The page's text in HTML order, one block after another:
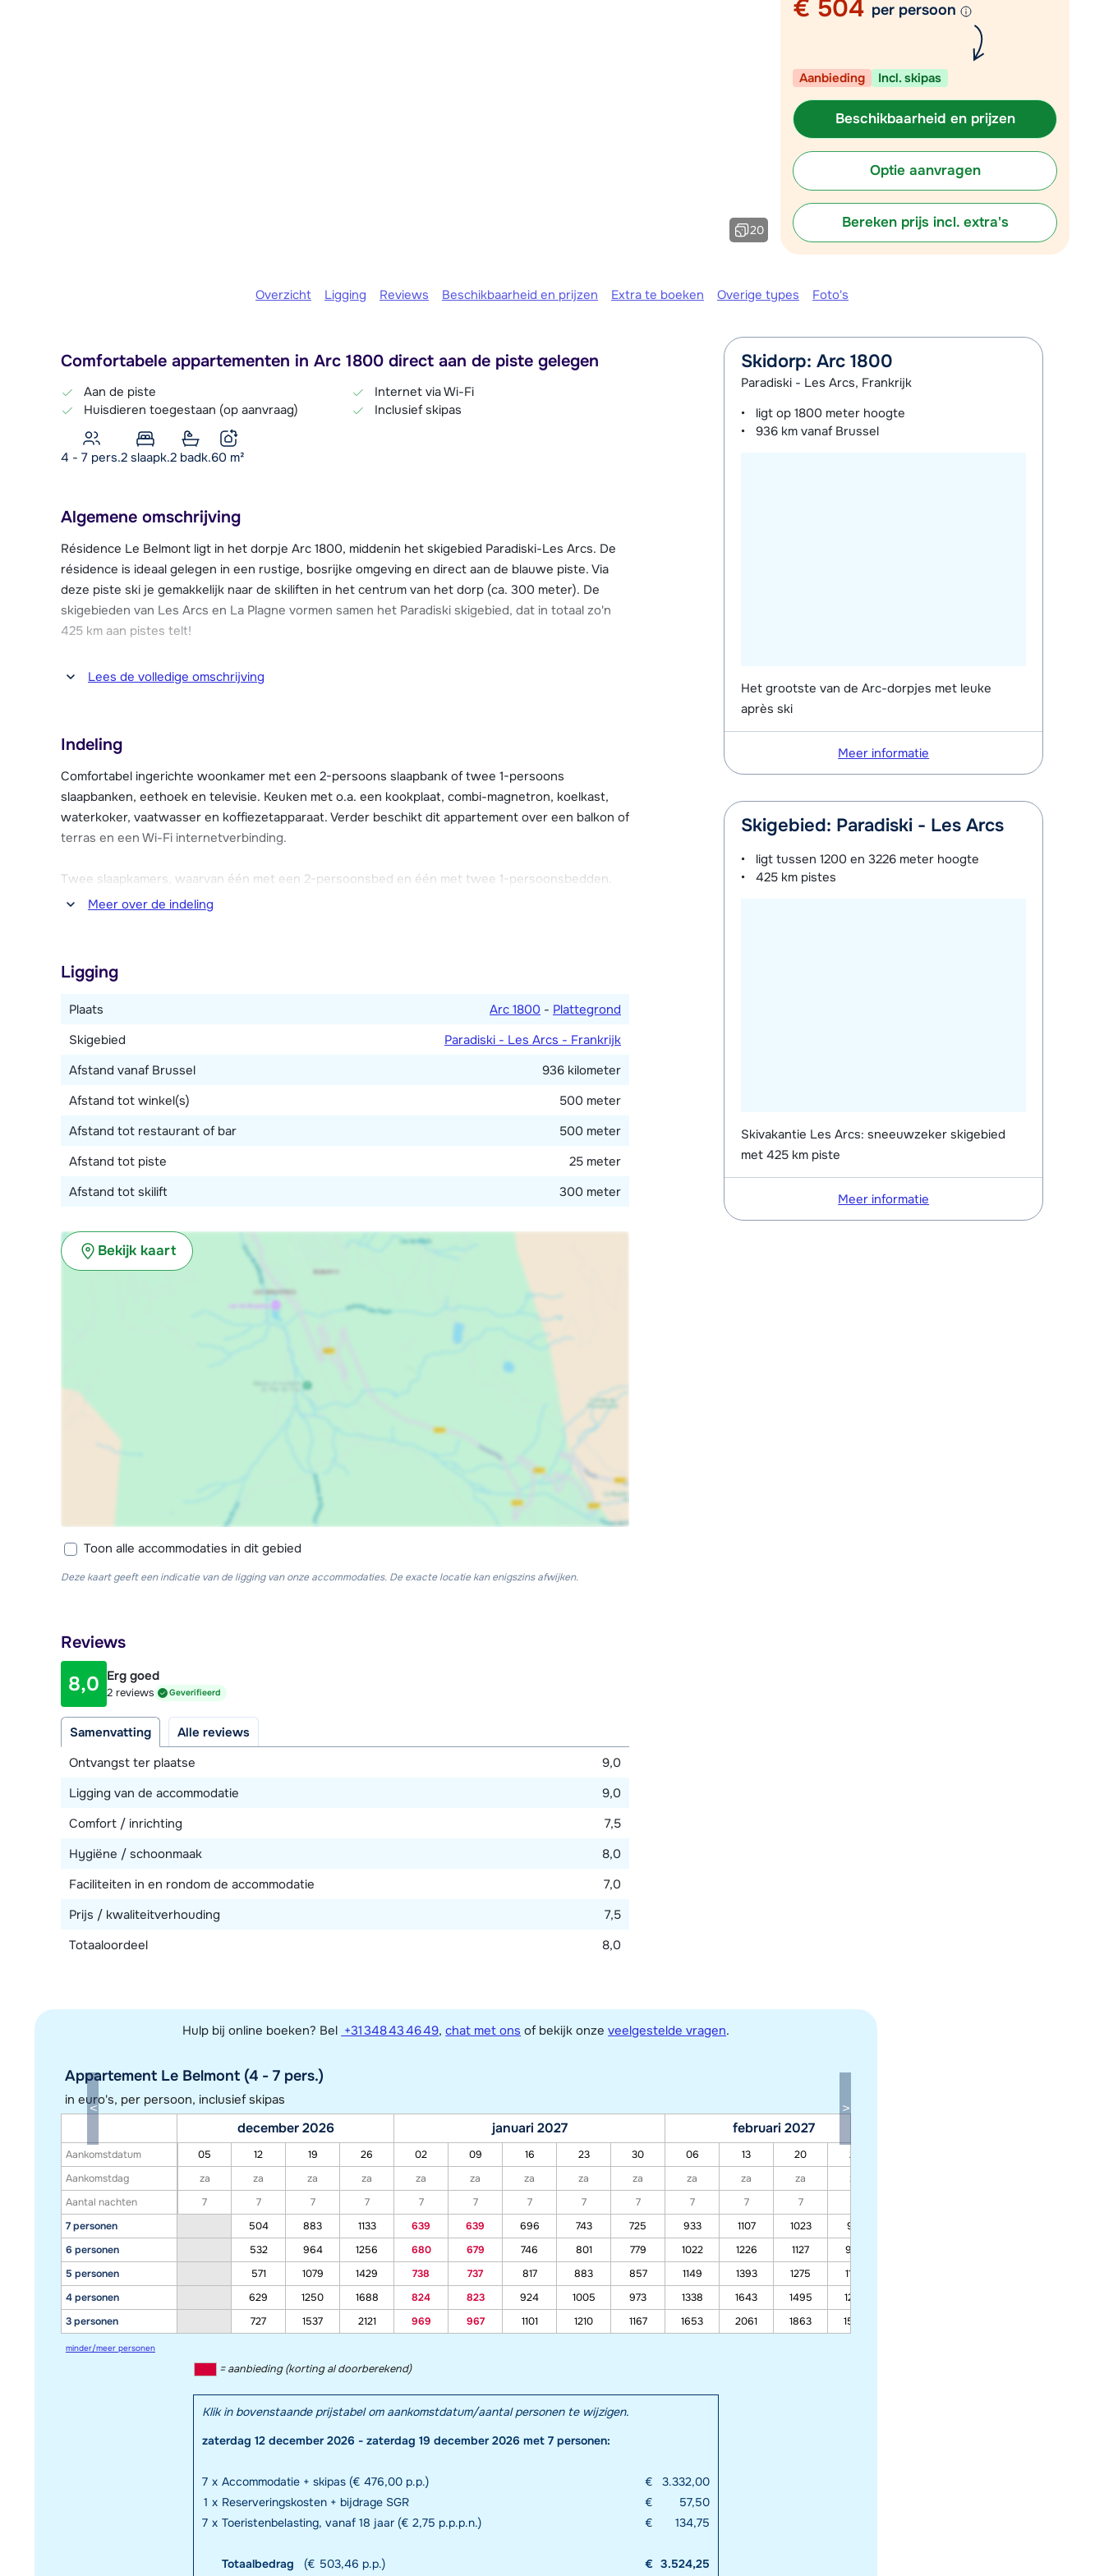
Mail naar info@chalet.be
20
€ 504 per persoon
Aanbieding Incl. skipas
Beschikbaarheid en prijzen
Optie aanvragen
Bereken prijs incl. extra's
Overzicht Ligging Reviews Beschikbaarheid en prijzen Extra te boeken Overige types Foto's
Comfortabele appartementen in Arc 1800 direct aan de piste gelegen
Aan de piste
Huisdieren toegestaan (op aanvraag)
Internet via Wi-Fi
Inclusief skipas
4 - 7 pers.2 slaapk.2 badk.60 m²
Algemene omschrijving
Résidence Le Belmont ligt in het dorpje Arc 1800, middenin het skigebied Paradiski-Les Arcs. De
résidence is ideaal gelegen in een rustige, bosrijke omgeving en direct aan de blauwe piste. Via
deze piste ski je gemakkelijk naar de skiliften in het centrum van het dorp (ca. 300 meter). De
skigebieden van Les Arcs en La Plagne vormen samen het Paradiski skigebied, dat in totaal zo'n
425 km aan pistes telt!
In het centrum van het autovrije Arc 1800 bevinden zich o.a. skischolen, (sport)winkels met
De verzorgd ingerichte appartementen Le Belmont zijn allemaal voorzien van een Wi-Fi
internetverbinding en een balkon of terras. Tegen betaling is er high-speed internet mogelijk. Bij
de receptie is er een kinderspeelruimte en een lounge met pooltafel, tafelvoetbal en bibliotheek
en ook een skiberging is aanwezig in de résidence. De auto kun je tegen betaling parkeren in de
parkeergarage van de résidence.
Lees de volledige omschrijving
Indeling
Comfortabel ingerichte woonkamer met een 2-persoons slaapbank of twee 1-persoons
slaapbanken, eethoek en televisie. Keuken met o.a. een kookplaat, combi-magnetron, koelkast,
waterkoker, vaatwasser en koffiezetapparaat. Verder beschikt dit appartement over een balkon of
terras en een Wi-Fi internetverbinding.
Twee slaapkamers, waarvan één met een 2-persoonsbed en één met twee 1-persoonsbedden.
Twee badkamers, waarvan één met bad en één met douche en toilet. Apart toilet.
Meer over de indeling
Ligging
Plaats Arc 1800 - Plattegrond
Skigebied
Paradiski - Les Arcs - Frankrijk
Afstand vanaf Brussel
936 kilometer
Afstand tot winkel(s)
500 meter
Afstand tot restaurant of bar
500 meter
Afstand tot piste
25 meter
Afstand tot skilift
300 meter
Bekijk kaart
Toon alle accommodaties in dit gebied
Deze kaart geeft een indicatie van de ligging van onze accommodaties. De exacte locatie kan enigszins afwijken.
Reviews
8,0 Erg goed
2 reviews Geverifieerd
Samenvatting
Alle reviews
Ontvangst ter plaatse
9,0
Ligging van de accommodatie
9,0
Comfort / inrichting
7,5
Hygiëne / schoonmaak
8,0
Faciliteiten in en rondom de accommodatie
7,0
Prijs / kwaliteitverhouding
7,5
Totaaloordeel
8,0
Hulp bij online boeken? Bel +31 348 43 46 49,chat met ons of bekijk onzeveelgestelde vragen.
Appartement Le Belmont (4 - 7 pers.)
in euro's, per persoon, inclusief skipas
Aankomstdatum
Aankomstdag
Aantal nachten
7 personen
6 personen
5 personen
4 personen
3 personen
december 2026 januari 2027 februari 2027
05 12 19 26 02 09 16 23 30 06 13 20 27
za
za za za za za za za za za za za za
7
7 7 7 7 7 7 7 7 7 7 7
504
883 1133 639 639 696 743 725 933 1107 1023 901
532
964 1256 680 679 746 801 779 1022 1226 1127 986
571
1079 1429 738 737 817 883 857 1149 1393 1275 1105
629
1250 1688 824 823 924 1005 973 1338 1643 1495 1283
727
1537 2121 969 967 1101 1210 1167 1653 2061 1863 1580
minder/meer personen
= aanbieding (korting al doorberekend)
Klik in bovenstaande prijstabel om aankomstdatum/aantal personen te wijzigen.
zaterdag 12 december 2026 - zaterdag 19 december 2026 met 7 personen:
7 x Accommodatie + skipas (€ 476,00 p.p.) €
3.332,00
1 x Reserveringskosten + bijdrage SGR €
57,50
7 x Toeristenbelasting, vanaf 18 jaar (€ 2,75 p.p.p.n.) € 134,75
Totaalbedrag (€ 503,46 p.p.) € 3.524,25
Skidorp: Arc 1800
Paradiski - Les Arcs, Frankrijk
ligt op1800 meter hoogte
936 km vanaf Brussel
Het grootste van de Arc-dorpjes met leuke
après ski
Meer informatie
Skigebied: Paradiski - Les Arcs
ligt tussen1200 en 3226 meter hoogte
425 km pistes
Skivakantie Les Arcs: sneeuwzeker skigebied
met 425 km piste
Meer informatie